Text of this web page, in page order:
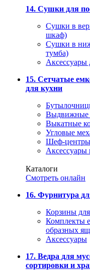
14. Сушки для
Сушки в
шкаф)
Сушки в
тумба)
Аксессуары
15. Сетчатые
для кухни
Выдвижные
Выкатные
Угловые
Шеф-центры
Каталоги
Смотреть онлайн
16. Фурнитура
Корзины
Комплекты
образных
Аксессуары
17. Ведра для
сортировки и